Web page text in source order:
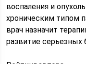
воспаления и
хроническим типом
врач назначит
развитие серьезных